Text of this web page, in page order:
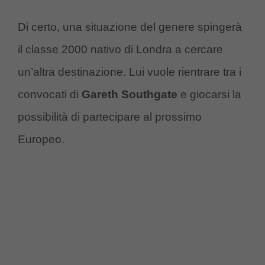
Di certo, una situazione del genere spingerà
il classe 2000 nativo di Londra a cercare
un’altra destinazione. Lui vuole rientrare tra i
convocati di Gareth Southgate e giocarsi la
possibilità di partecipare al prossimo
Europeo.